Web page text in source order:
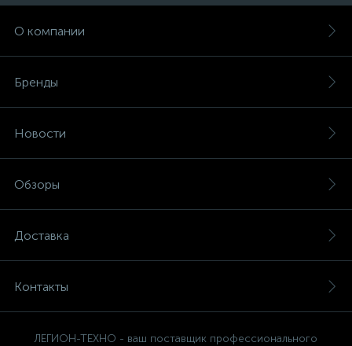
О компании
Бренды
Новости
Обзоры
Доставка
Контакты
ЛЕГИОН-ТЕХНО - ваш поставщик профессионального